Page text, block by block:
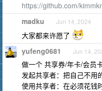
https://github.com/
madku Jun 14, 2024
大家都来许愿了
yufeng0681 Jun 14,
做一个 共享券/年卡/会员
发起共享者：把自己不用
使用共享者：在必须花钱